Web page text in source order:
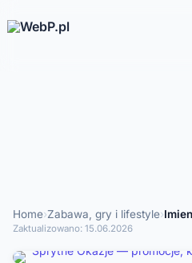
Home›Zabawa, gry i lifestyle›
Zaktualizowano: 15.06.2026